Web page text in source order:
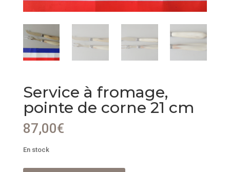
Service à fromage,
pointe de corne 21 cm
87,00€
En stock